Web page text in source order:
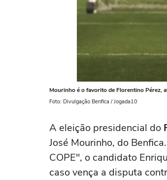
Mourinho é o favorito de Florentino Pérez,
Foto: Divulgação Benfica / Jogada10
A eleição presidencial do
José Mourinho, do
COPE", o candidato
caso vença a disputa